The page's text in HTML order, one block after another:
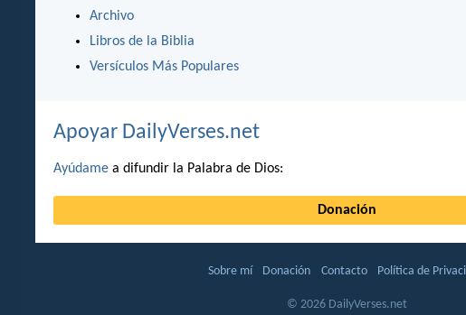
Archivo
Libros de la Biblia
Versículos Más Populares
Apoyar DailyVerses.net
Ayúdame a difundir la Palabra de Dios:
Donación
Sobre mí Donación Contacto Política de
© 2026 DailyVerses.net